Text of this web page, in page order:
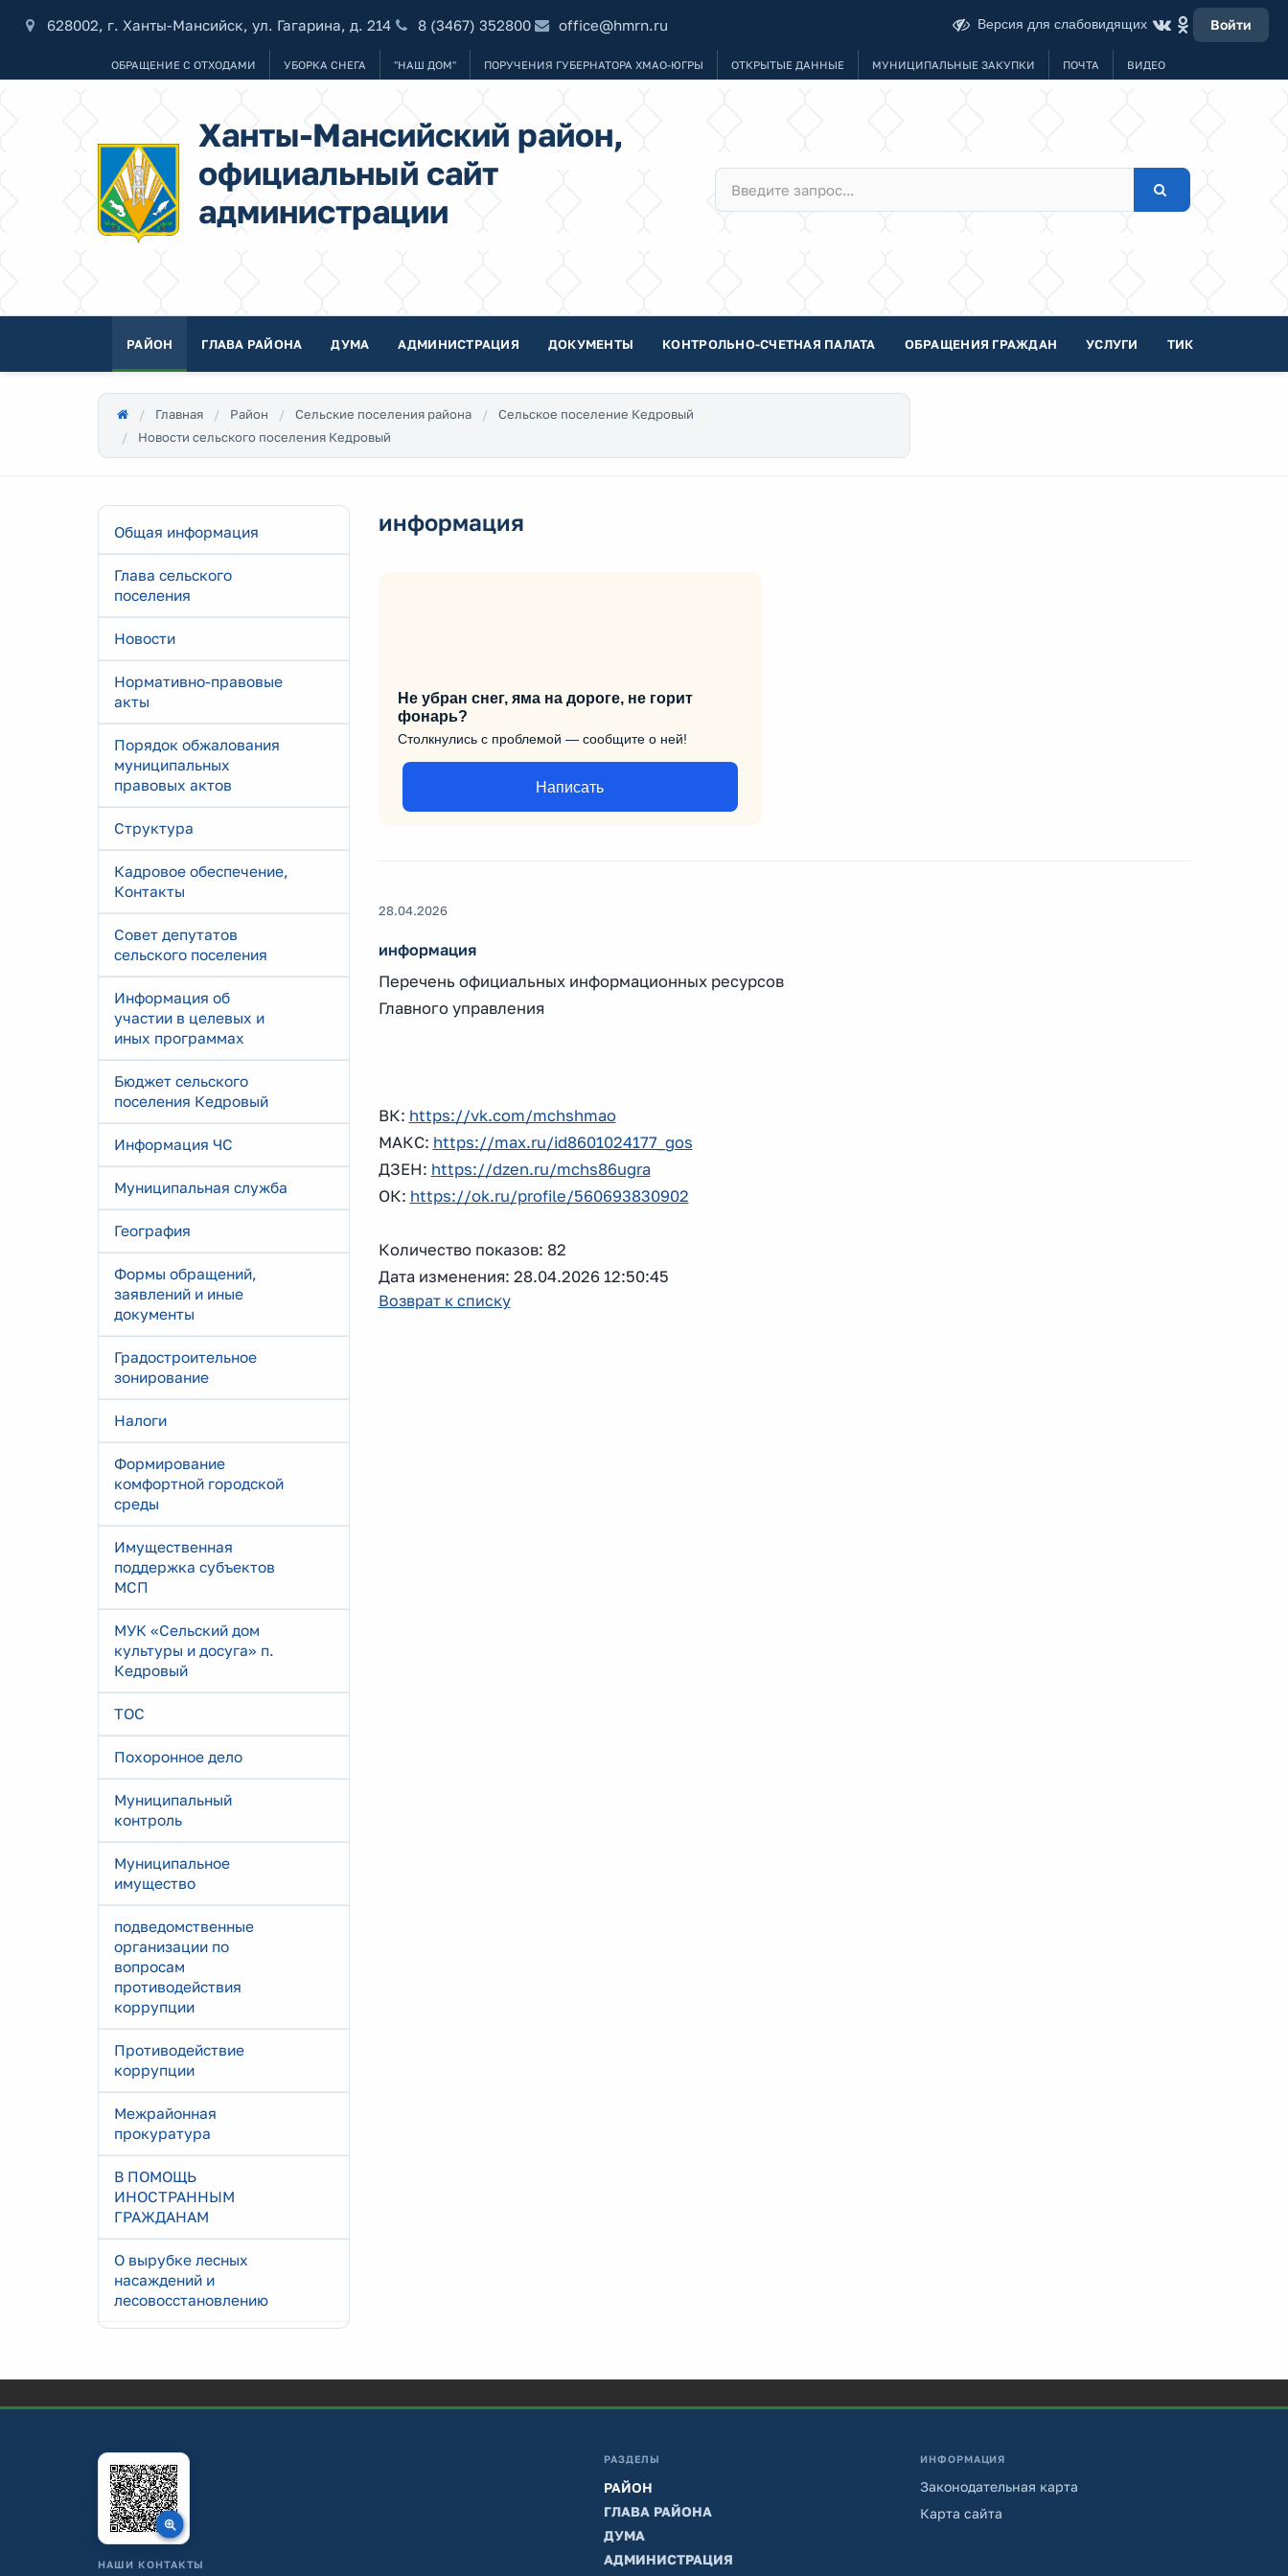
628002, г. Ханты-Мансийск, ул. Гагарина, д. 214 8 (3467) 352800 office@hmrn.ru Версия для слабовидящих Войти
ОБРАЩЕНИЕ С ОТХОДАМИ УБОРКА СНЕГА "НАШ ДОМ" ПОРУЧЕНИЯ ГУБЕРНАТОРА ХМАО-ЮГРЫ ОТКРЫТЫЕ ДАННЫЕ МУНИЦИПАЛЬНЫЕ ЗАКУПКИ ПОЧТА ВИДЕО
Ханты-Мансийский район,
официальный сайт
администрации
РАЙОН ГЛАВА РАЙОНА ДУМА АДМИНИСТРАЦИЯ ДОКУМЕНТЫ КОНТРОЛЬНО-СЧЕТНАЯ ПАЛАТА ОБРАЩЕНИЯ ГРАЖДАН УСЛУГИ ТИК
Главная Район Сельские поселения района
Сельское поселение Кедровый
Новости сельского поселения Кедровый
Общая информация
Глава сельского
поселения
Новости
Нормативно-правовые
акты
Порядок обжалования
муниципальных
правовых актов
Структура
Кадровое обеспечение,
Контакты
Совет депутатов
сельского поселения
Информация об
участии в целевых и
иных программах
Бюджет сельского
поселения Кедровый
Информация ЧС
Муниципальная служба
География
Формы обращений,
заявлений и иные
документы
Градостроительное
зонирование
Налоги
Формирование
комфортной городской
среды
Имущественная
поддержка субъектов
МСП
МУК «Сельский дом
культуры и досуга» п.
Кедровый
ТОС
Похоронное дело
Муниципальный
контроль
Муниципальное
имущество
подведомственные
организации по
вопросам
противодействия
коррупции
Противодействие
коррупции
Межрайонная
прокуратура
В ПОМОЩЬ
ИНОСТРАННЫМ
ГРАЖДАНАМ
О вырубке лесных
насаждений и
лесовосстановлению
информация
Не убран снег, яма на дороге, не горит
фонарь?
Столкнулись с проблемой — сообщите о ней!
Написать
28.04.2026
информация
Перечень официальных информационных ресурсов
Главного управления
ВК: https://vk.com/mchshmao
МАКС: https://max.ru/id8601024177_gos
ДЗЕН: https://dzen.ru/mchs86ugra
ОК: https://ok.ru/profile/560693830902
Количество показов: 82
Дата изменения: 28.04.2026 12:50:45
Возврат к списку
НАШИ КОНТАКТЫ
РАЗДЕЛЫ
РАЙОН
ГЛАВА РАЙОНА
ДУМА
АДМИНИСТРАЦИЯ
ИНФОРМАЦИЯ
Законодательная карта
Карта сайта